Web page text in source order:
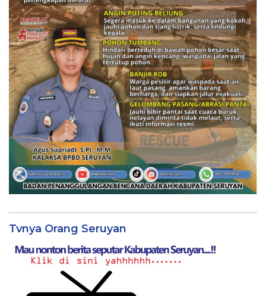
Tvnya Orang Seruyan